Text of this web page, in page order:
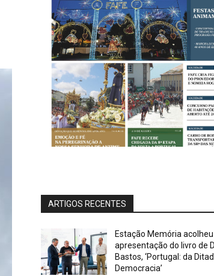
ARTIGOS RECENTES
Estação Memória acolheu
apresentação do livro de
Bastos, ‘Portugal: da
Democracia’